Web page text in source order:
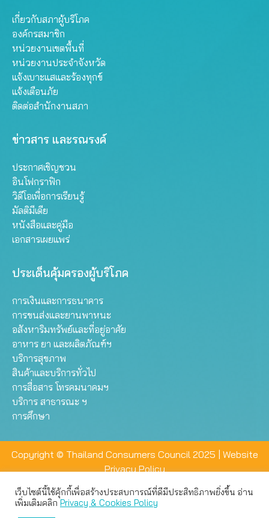
เกี่ยวกับสภาผู้บริโภค
องค์กรสมาชิก
หน่วยงานเขตพื้นที่
หน่วยงานประจำจังหวัด
แจ้งเบาะแสและร้องทุกข์
แจ้งเตือนภัย
ติดต่อสำนักงานสภา
ข่าวสาร และรณรงค์
ประกาศเชิญชวน
อินโฟกราฟิก
วิดีโอเพื่อการเรียนรู้
มัลติมีเดีย
หนังสือและคู่มือ
เอกสารเผยแพร่
ประเด็นคุ้มครองผู้บริโภค
การเงินและการธนาคาร
การขนส่งและยานพาหนะ
อสังหาริมทรัพย์และที่อยู่อาศัย
อาหาร ยา และผลิตภัณฑ์ฯ
บริการสุขภาพ
สินค้าและบริการทั่วไป
การสื่อสาร โทรคมนาคมฯ
บริการ สาธารณะ ฯ
การศึกษา
Copyright © Thailand Consumers Council 2025 | Website
Privacy Policy
เว็บไซต์นี้ใช้คุ้กกี้เพื่อสร้างประสบการณ์ที่ดีมีประสิทธิภาพยิ่งขึ้น อ่าน
เพิ่มเติมคลิกPrivacy & Cookies Policy
เว็บไซต์นี้ใช้คุกกี้เพื่อมอบประสบการณ์การใช้งานที่ดีให้แก่ท่าน คุณ
สามารถเลือกตั้งค่าความเป็นส่วนตัวได้